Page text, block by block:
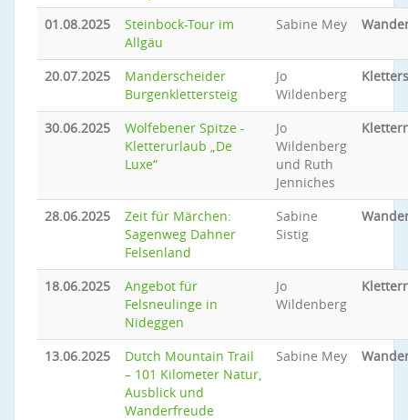
01.08.2025
Steinbock-Tour im
Allgäu
Sabine Mey
20.07.2025
Manderscheider
Burgenklettersteig
Jo
Wildenberg
30.06.2025
Wolfebener Spitze -
Kletterurlaub „De
Luxe“
Jo
Wildenberg
und Ruth
Jenniches
28.06.2025
Zeit für Märchen:
Sagenweg Dahner
Felsenland
Sabine
Sistig
18.06.2025
Angebot für
Felsneulinge in
Nideggen
Jo
Wildenberg
13.06.2025
Dutch Mountain Trail
– 101 Kilometer Natur,
Ausblick und
Wanderfreude
Sabine Mey